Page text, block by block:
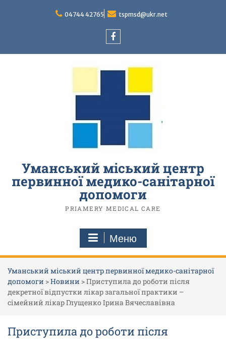
04744 42765 tspmsd@ukr.net
Уманський міський центр
первинної медико-санітарної
допомоги
PRIAMERY MEDICAL CARE
Меню
Уманський міський центр первинної медико-санітарної
допомоги >Новини >Приступила до роботи після
декретної відпустки лікар загальної практики –
сімейний лікар Глущенко Ірина Вячеславівна
Приступила до роботи після